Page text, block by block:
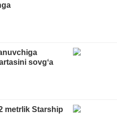
sovgʻa
metrlik Starship